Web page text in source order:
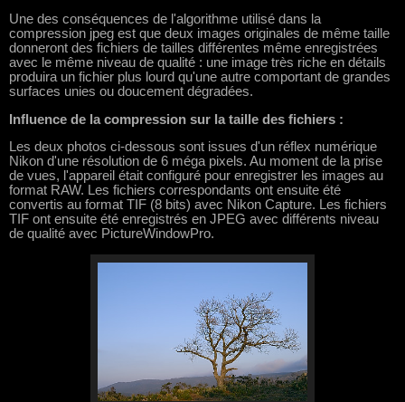
Une des conséquences de l'algorithme utilisé dans la
compression jpeg est que deux images originales de même taille
donneront des fichiers de tailles différentes même enregistrées
avec le même niveau de qualité : une image très riche en détails
produira un fichier plus lourd qu'une autre comportant de grandes
surfaces unies ou doucement dégradées.
Influence de la compression sur la taille des fichiers :
Les deux photos ci-dessous sont issues d'un réflex numérique
Nikon d'une résolution de 6 méga pixels. Au moment de la prise
de vues, l'appareil était configuré pour enregistrer les images au
format RAW. Les fichiers correspondants ont ensuite été
convertis au format TIF (8 bits) avec Nikon Capture. Les fichiers
TIF ont ensuite été enregistrés en JPEG avec différents niveau
de qualité avec PictureWindowPro.